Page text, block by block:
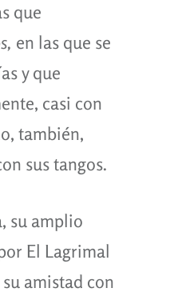
que
en las que se
y que
casi con
también,
sus tangos.
su amplio
El Lagrimal
amistad con